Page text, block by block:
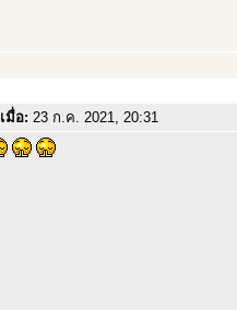
เมื่อ: 23 ก.ค. 2021, 20:31